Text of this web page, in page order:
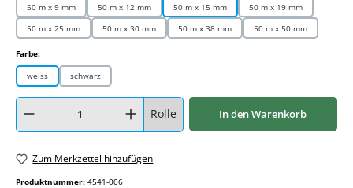
50 m x 9 mm 50 m x 12 mm 50 m x 15 mm
50 m x 19 mm
50 m x 25 mm
50 m x 30 mm 50 m x 38 mm 50 m x 50 mm
Farbe:auswählen
weiss schwarz
Produkt Anzahl: Gib den gewünschten Wert ein oder benutze die Schaltflächen
Rolle In den Warenkorb
Zum Merkzettel hinzufügen
Produktnummer: 4541-006